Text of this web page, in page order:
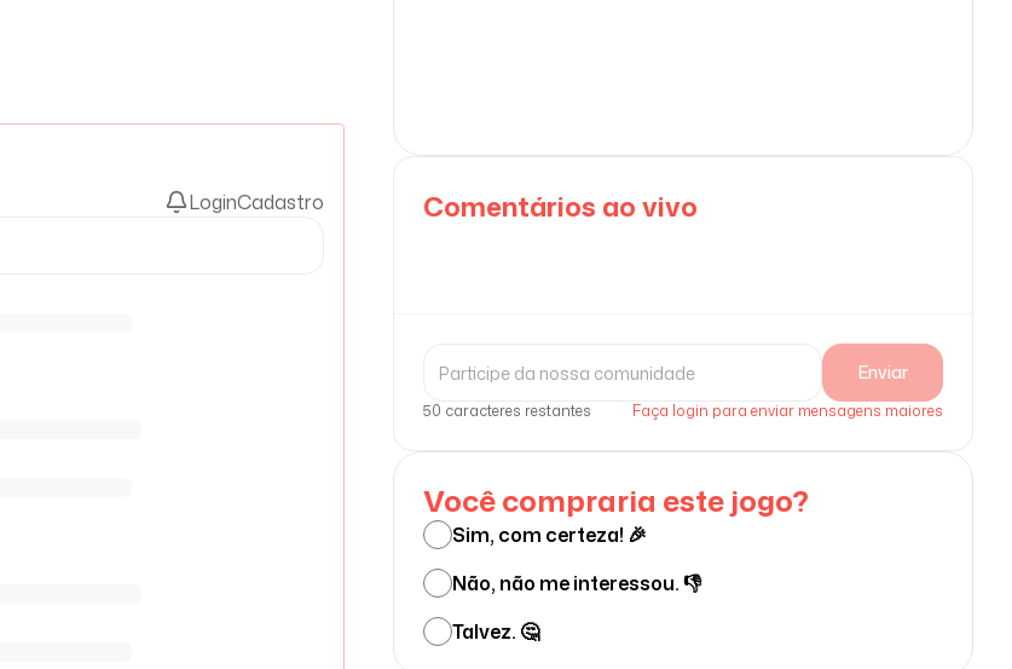
LoginCadastro Comentários ao vivo
Enviar
50 caracteres restantes Faça login para enviar mensagens maiores
Você compraria este jogo?
Sim, com certeza! 🎉
Não, não me interessou. 👎
Talvez. 🤔